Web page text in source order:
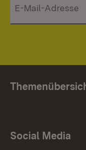
Social Media